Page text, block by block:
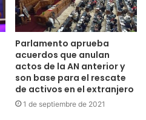
Parlamento aprueba
acuerdos que anulan
actos de la AN anterior y
son base para el rescate
de activos en el extranjero
1 de septiembre de 2021